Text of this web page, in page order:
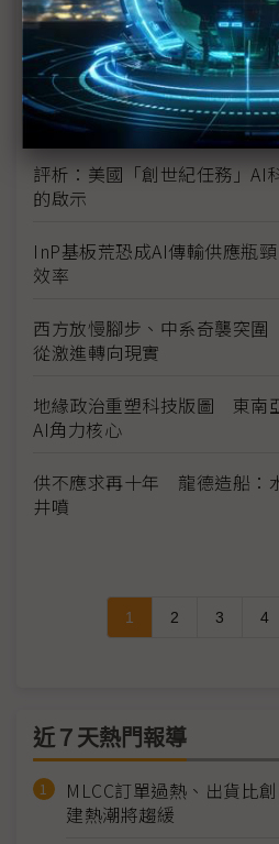
東南亞各國與美貿易協議持
產、轉口問題
陳立武與川普關鍵40分鐘會
爾資金
評析：美國「創世紀任務」AI
的啟示
InP基板荒恐成AI傳輸供應瓶
效率
西方放慢腳步、中系奇襲突
從激進轉向現實
地緣政治重塑科技版圖 東南
AI角力核心
供不應求再十年 龍德造船：
井噴
1 2 3 4
近７天熱門報導
MLCC訂單過熱、出貨比
建熱潮將趨緩